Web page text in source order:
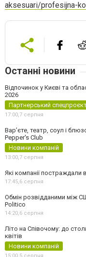
aksesuari/profesijna-
Останні новини
Відпочинок у Києві та
2026
Партнерський
17:00,7 серпня
Вар’єте, театр, соул і
Pepper's Club
Новини компаній
13:00,7 серпня
Які компанії постраждали
17:45,6 серпня
Обмін розвідданими між
Politico
14:20,6 серпня
Літо на Співочому: до
квітів
Новини компаній